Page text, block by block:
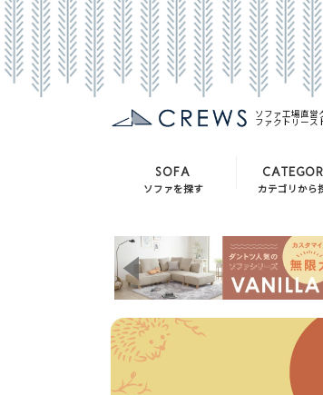
ソファ工場直営
ファクトリース
SOFA
ソファを探す
バニラ
クルー・ゼロシリーズ
シナモン
クローバー
カテゴリから
チェア
テーブル
テレビボード